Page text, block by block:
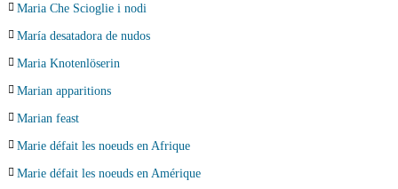
Maria Che Scioglie i nodi
María desatadora de nudos
Maria Knotenlöserin
Marian apparitions
Marian feast
Marie défait les noeuds en Afrique
Marie défait les noeuds en Amérique